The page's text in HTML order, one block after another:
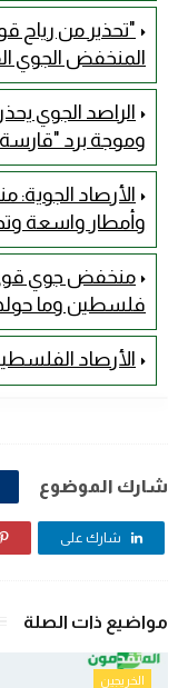
"تحذير من رياح
المنخفض الجوي
الراصد الجوي
وموجة برد
الأرصاد
وأمطار واسعة
منخفض جوي قوي
فلسطين وما
الأرصاد
شارك الموضوع
شارك على
مواضيع ذات الصلة
الخريجين